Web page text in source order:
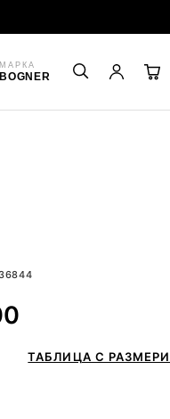
МАРКА
BOGNER
ТАБЛИЦА С РАЗМЕРИ